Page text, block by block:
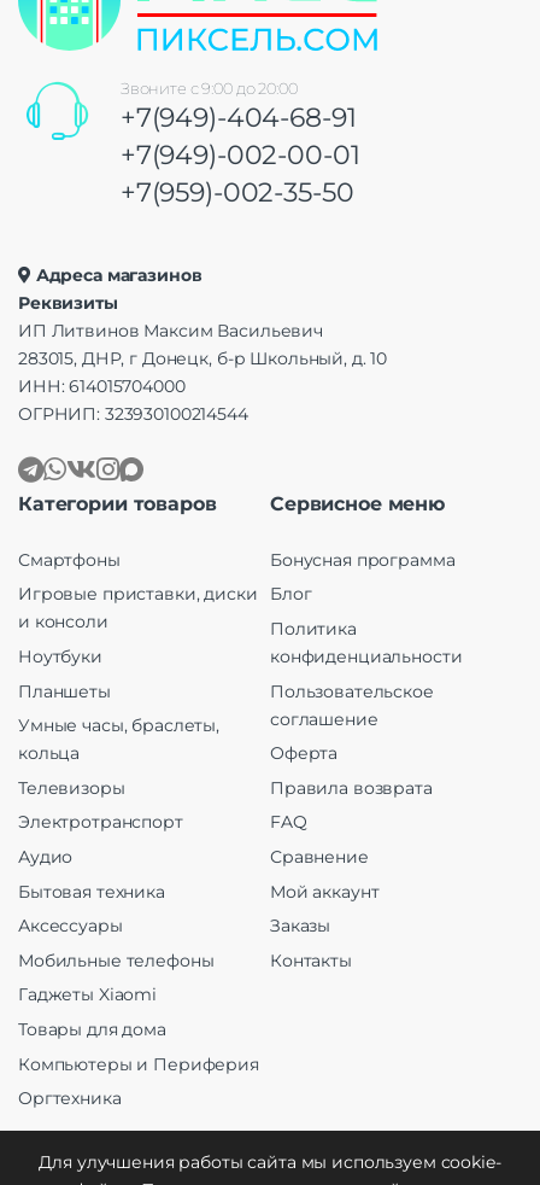
Звоните с 9:00 до 20:00
+7(949)-404-68-91
+7(949)-002-00-01
+7(959)-002-35-50
Адреса магазинов
Реквизиты
ИП Литвинов Максим Васильевич
283015, ДНР, г Донецк, б-р Школьный, д. 10
ИНН: 614015704000
ОГРНИП: 323930100214544
Категории товаров
Смартфоны
Игровые приставки, диски
и консоли
Ноутбуки
Планшеты
Умные часы, браслеты,
кольца
Телевизоры
Электротранспорт
Аудио
Бытовая техника
Аксессуары
Мобильные телефоны
Гаджеты Xiaomi
Товары для дома
Компьютеры и Периферия
Оргтехника
Сервисное меню
Бонусная программа
Блог
Политика
конфиденциальности
Пользовательское
соглашение
Оферта
Правила возврата
FAQ
Сравнение
Мой аккаунт
Заказы
Контакты
Для улучшения работы сайта мы используем cookie-